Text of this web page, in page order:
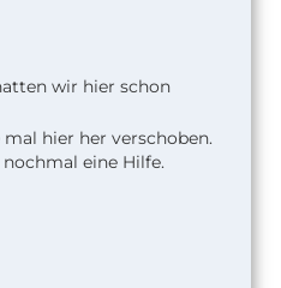
wir hier schon
hier her verschoben.
eine Hilfe.